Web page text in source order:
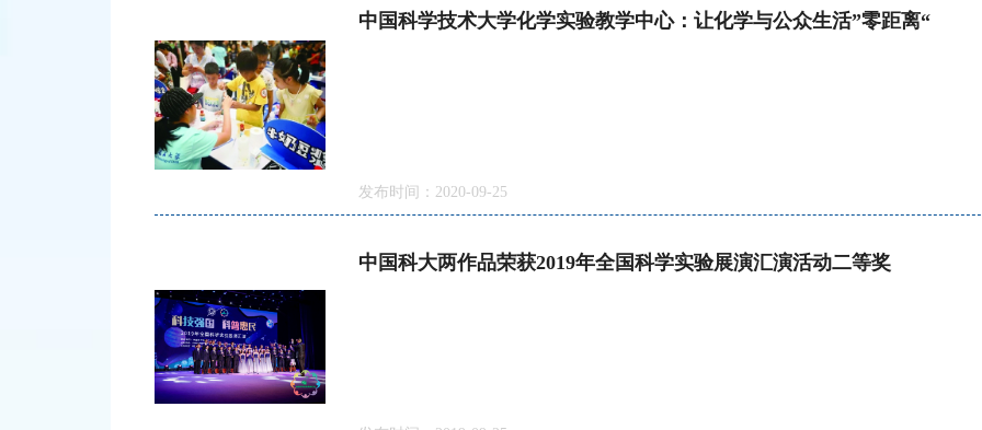
中国科学技术大学化学实验教学中心：让化学与公众生活”零距离“
发布时间：2020-09-25
中国科大两作品荣获2019年全国科学实验展演汇演活动二等奖